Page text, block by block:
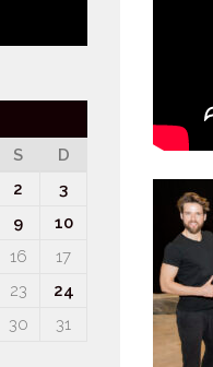
S
D
2
3
9
10
16
17
23
24
30
31